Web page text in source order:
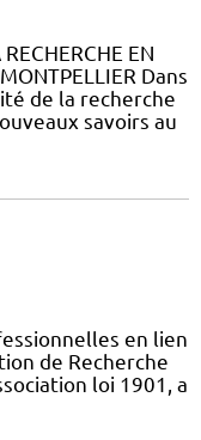
EN
Dans
de la recherche
savoirs au
en lien
de Recherche
loi 1901, a